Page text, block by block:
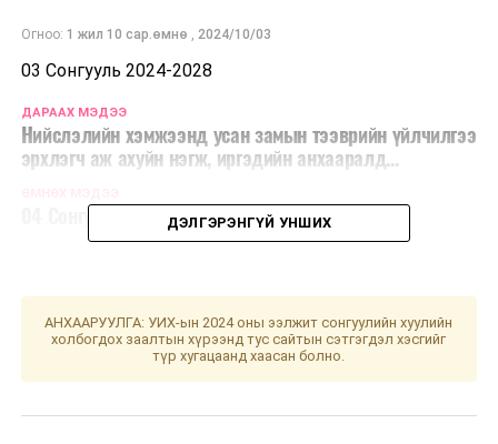
Огноо: 1 жил 10 сар.өмнө , 2024/10/03
03 Сонгууль 2024-2028
ДАРААХ МЭДЭЭ
Нийслэлийн хэмжээнд усан замын тээврийн үйлчилгээ
эрхлэгч аж ахуйн нэгж, иргэдийн анхааралд...
04 Сонгууль 2024-2028ДЭЛГЭРЭНГҮЙ УНШИХ
АНХААРУУЛГА: УИХ-ын 2024 оны ээлжит сонгуулийн хуулийн
холбогдох заалтын хүрээнд тус сайтын сэтгэгдэл хэсгийг
түр хугацаанд хаасан болно.